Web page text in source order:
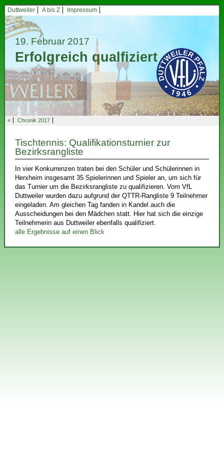
Duttweiler A bis Z Impressum
19. Februar 2017
Erfolgreich qualfiziert
« Chronik 2017
Tischtennis: Qualifikationsturnier zur
Bezirksrangliste
In vier Konkurrenzen traten bei den Schüler und Schülerinnen in
Herxheim insgesamt 35 Spielerinnen und Spieler an, um sich für
das Turnier um die Bezirksrangliste zu qualifizieren. Vom VfL
Duttweiler wurden dazu aufgrund der QTTR-Rangliste 9 Teilnehmer
eingeladen. Am gleichen Tag fanden in Kandel auch die
Ausscheidungen bei den Mädchen statt. Hier hat sich die einzige
Teilnehmerin aus Duttweiler ebenfalls qualifiziert.
alle Ergebnisse auf einen Blick